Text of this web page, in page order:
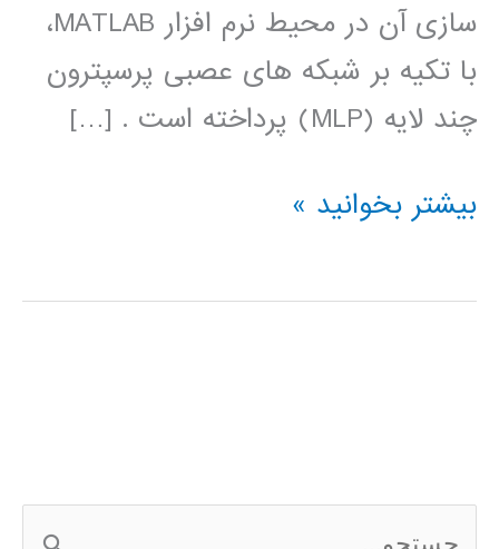
سازی آن در محیط نرم افزار MATLAB،
با تکیه بر شبکه های عصبی پرسپترون
چند لایه (MLP) پرداخته است . […]
آموزش
ابزار
بیشتر بخوانید »